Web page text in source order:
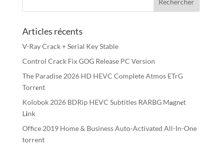
Articles récents
V-Ray Crack + Serial Key Stable
Control Crack Fix GOG Release PC Version
The Paradise 2026 HD HEVC Complete Atmos ETrG
Torr𝐞nt
Kolobok 2026 BDRip HEVC Subtitles RARBG M𝐚gn𝐞t
L𝐢nk
Office 2019 Home & Business Auto-Activated All-In-One
torrent